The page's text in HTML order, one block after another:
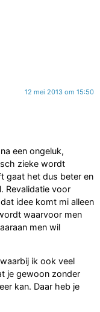
12 mei 2013 om 15:50
een ongeluk,
zieke wordt
gaat het dus beter en
Revalidatie voor
idee komt mi alleen
waarvoor men
men wil
ik ook veel
je gewoon zonder
kan. Daar heb je